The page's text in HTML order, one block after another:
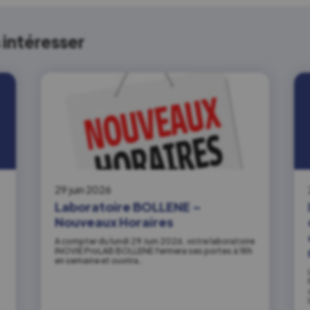
29 juin 2026
Laboratoire BOLLENE –
Nouveaux Horaires
A compter du lundi 29 Juin 2026, votre laboratoire
INOVIE ProLAB BOLLENE fermera ses portes à 18h
en semaine et ouvrira…